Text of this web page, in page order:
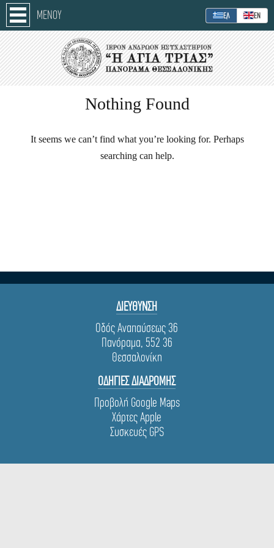
ΜΕΝΟΥ ΕΛ ΕΝ
Nothing Found
It seems we can’t find what you’re looking for. Perhaps
searching can help.
ΔΙΕΥΘΥΝΣΗ
Οδός Αναπαύσεως 36
Πανόραμα, 552 36
Θεσσαλονίκη
ΟΔΗΓΙΕΣ ΔΙΑΔΡΟΜΗΣ
Προβολή Google Maps
Χάρτες Apple
Συσκευές GPS